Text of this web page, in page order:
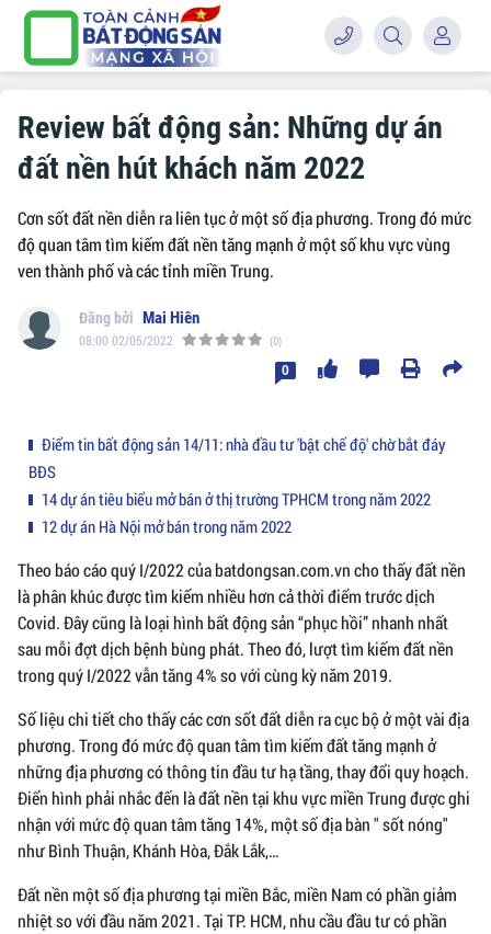
Review bất động sản: Những dự án
đất nền hút khách năm 2022
Cơn sốt đất nền diễn ra liên tục ở một số địa phương. Trong đó mức
độ quan tâm tìm kiếm đất nền tăng mạnh ở một số khu vực vùng
ven thành phố và các tỉnh miền Trung.
Mai Hiên
08:00 02/05/2022 (0)
0
Điểm tin bất động sản 14/11: nhà đầu tư 'bật chế độ' chờ bắt đáy
BĐS
14 dự án tiêu biểu mở bán ở thị trường TPHCM trong năm 2022
12 dự án Hà Nội mở bán trong năm 2022
Theo báo cáo quý I/2022 của batdongsan.com.vn cho thấy đất nền
là phân khúc được tìm kiếm nhiều hơn cả thời điểm trước dịch
Covid. Đây cũng là loại hình bất động sản “phục hồi” nhanh nhất
sau mỗi đợt dịch bệnh bùng phát. Theo đó, lượt tìm kiếm đất nền
trong quý I/2022 vẫn tăng 4% so với cùng kỳ năm 2019.
Số liệu chi tiết cho thấy các cơn sốt đất diễn ra cục bộ ở một vài địa
phương. Trong đó mức độ quan tâm tìm kiếm đất tăng mạnh ở
những địa phương có thông tin đầu tư hạ tầng, thay đổi quy hoạch.
Điển hình phải nhắc đến là đất nền tại khu vực miền Trung được ghi
nhận với mức độ quan tâm tăng 14%, một số địa bàn " sốt nóng"
như Bình Thuận, Khánh Hòa, Đắk Lắk,…
Đất nền một số địa phương tại miền Bắc, miền Nam có phần giảm
nhiệt so với đầu năm 2021. Tại TP. HCM, nhu cầu đầu tư có phần